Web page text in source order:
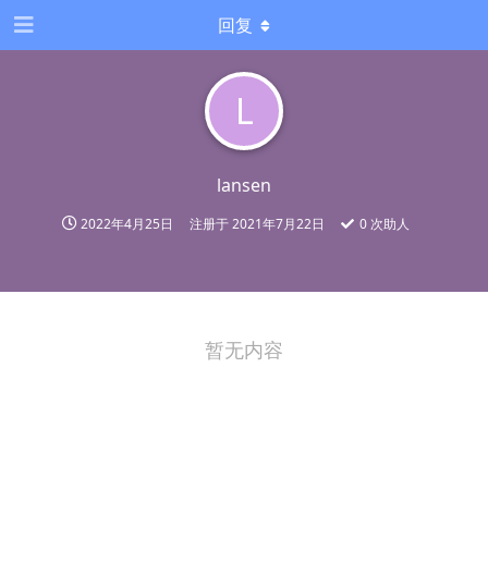
L
lansen
2022年4月25日 注册于2021年7月22日 0 次助人
回复
暂无内容